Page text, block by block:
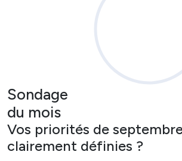
Sondage
du mois
Vos priorités de
clairement définies ?